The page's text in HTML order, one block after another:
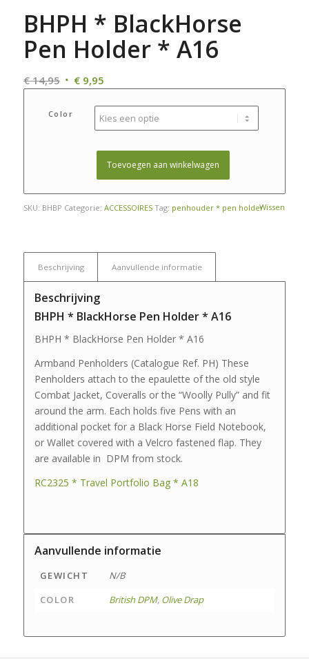
BHPH * BlackHorse
Pen Holder * A16
€14,95 Oorspronkelijke
was:
€ 14,95.
€9,95Huidige
is:
€ 9,95.
Color
Wissen
Toevoegen aan winkelwagen
SKU: BHBP Categorie: ACCESSOIRES Tag: penhouder * pen holder
Beschrijving Aanvullende informatie
Beschrijving
BHPH * BlackHorse Pen Holder * A16
BHPH * BlackHorse Pen Holder * A16
Armband Penholders (Catalogue Ref. PH) These
Penholders attach to the epaulette of the old style
Combat Jacket, Coveralls or the “Woolly Pully” and fit
around the arm. Each holds five Pens with an
additional pocket for a Black Horse Field Notebook,
or Wallet covered with a Velcro fastened flap. They
are available in DPM from stock.
RC2325 * Travel Portfolio Bag * A18
Aanvullende informatie
GEWICHT
N/B
COLOR
British DPM, Olive Drap